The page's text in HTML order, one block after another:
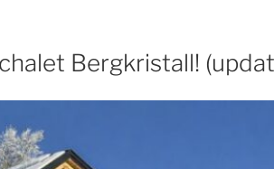
Bergkristall!